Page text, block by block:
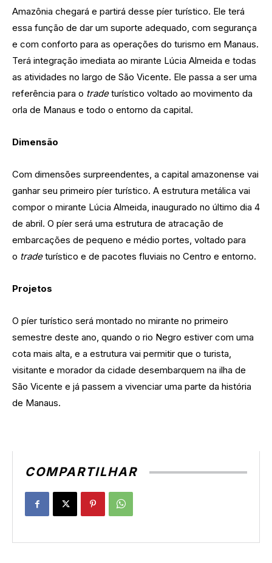
Amazônia chegará e partirá desse píer turístico. Ele terá
essa função de dar um suporte adequado, com segurança
e com conforto para as operações do turismo em Manaus.
Terá integração imediata ao mirante Lúcia Almeida e todas
as atividades no largo de São Vicente. Ele passa a ser uma
referência para o tradeturístico voltado ao movimento da
orla de Manaus e todo o entorno da capital.
Dimensão
Com dimensões surpreendentes, a capital amazonense vai
ganhar seu primeiro píer turístico. A estrutura metálica vai
compor o mirante Lúcia Almeida, inaugurado no último dia 4
de abril. O píer será uma estrutura de atracação de
embarcações de pequeno e médio portes, voltado para
o tradeturístico e de pacotes fluviais no Centro e entorno.
Projetos
O píer turístico será montado no mirante no primeiro
semestre deste ano, quando o rio Negro estiver com uma
cota mais alta, e a estrutura vai permitir que o turista,
visitante e morador da cidade desembarquem na ilha de
São Vicente e já passem a vivenciar uma parte da história
de Manaus.
COMPARTILHAR